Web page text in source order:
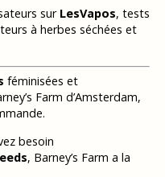
sur LesVapos, tests
à herbes séchées et
féminisées et
Farm d’Amsterdam,
besoin
, Barney’s Farm a la